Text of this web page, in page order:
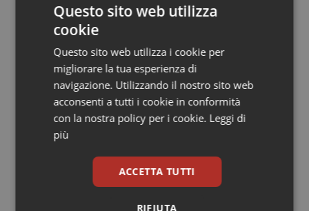
Psoriasi & pelle
Quotidiano Cardiologia
Quotidiano Chirurgia
Quotidiano Oncologia
Quotidiano Pediatria
Rene & patologie urogenitali
Regione Lombardia scrive al ministro
fotografano la qualità reale del Ssn”
Case di comunità. La sfida ora è
riempirle di professionisti e servizi. Il
punto della Conferenza delle Regioni
criticità riscontrate, stop al
Questo sito web utilizza
cookie
Questo sito web utilizza i cookie per
migliorare la tua esperienza di
navigazione. Utilizzando il nostro sito web
acconsenti a tutti i cookie in conformità
con la nostra policy per i cookie. Leggi di
più
ACCETTA TUTTI
RIFIUTA